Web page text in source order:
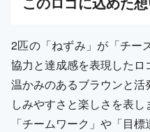
2匹の「ねずみ」が「チー
協力と達成感を表現したロ
温かみのあるブラウンと
しみやすさと楽しさを表し
「チームワーク」や「目